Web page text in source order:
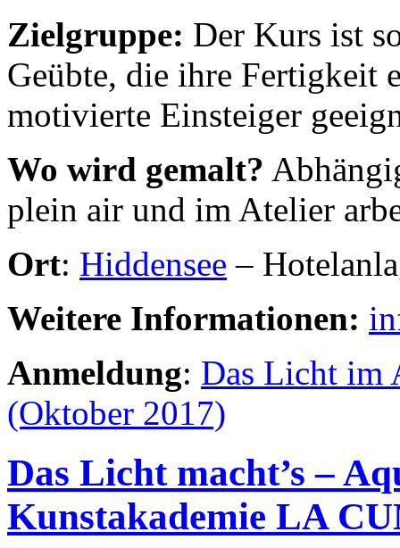
Zielgruppe: Der Kurs ist
Geübte, die ihre Fertigkeit
motivierte Einsteiger
Wo wird gemalt?
plein air und im Atelier
Ort: Hiddensee –
Weitere Informationen:
Anmeldung: Das Licht im
(Oktober 2017)
Das Licht macht’s –
Kunstakademie LA